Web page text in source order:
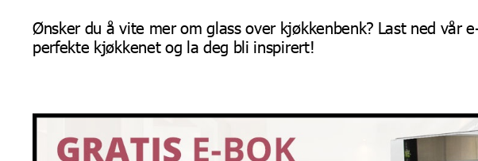
Ønsker du å vite mer om glass over kjøkkenbenk? Last ned vår
perfekte kjøkkenet og la deg bli inspirert!